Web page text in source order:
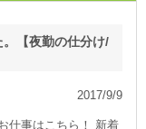
。【夜勤の仕分け/
2017/9/9
仕事はこちら！ 新着